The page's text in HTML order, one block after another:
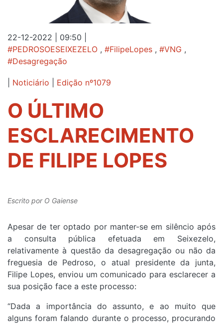
22-12-2022 | 09:50
#PEDROSOESEIXEZELO , #FilipeLopes , #VNG ,
#Desagregação
Noticiário Edição nº1079
O ÚLTIMO
ESCLARECIMENTO
DE FILIPE LOPES
Escrito por O Gaiense
Apesar de ter optado por manter-se em silêncio após
a consulta pública efetuada em Seixezelo,
relativamente à questão da desagregação ou não da
freguesia de Pedroso, o atual presidente da junta,
Filipe Lopes, enviou um comunicado para esclarecer a
sua posição face a este processo:
“Dada a importância do assunto, e ao muito que
alguns foram falando durante o processo, procurando